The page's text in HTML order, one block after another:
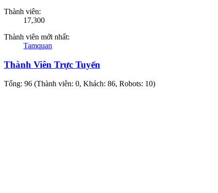
Thành viên:
17,300
Thành viên mới nhất:
Tamquan
Thành Viên Trực Tuyến
Tổng: 96 (Thành viên: 0, Khách: 86, Robots: 10)